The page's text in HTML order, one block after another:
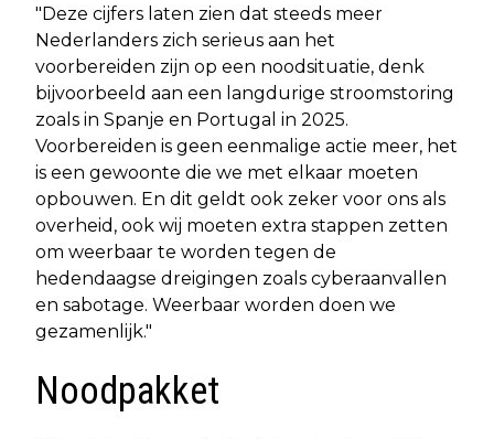
"Deze cijfers laten zien dat steeds meer
Nederlanders zich serieus aan het
voorbereiden zijn op een noodsituatie, denk
bijvoorbeeld aan een langdurige stroomstoring
zoals in Spanje en Portugal in 2025.
Voorbereiden is geen eenmalige actie meer, het
is een gewoonte die we met elkaar moeten
opbouwen. En dit geldt ook zeker voor ons als
overheid, ook wij moeten extra stappen zetten
om weerbaar te worden tegen de
hedendaagse dreigingen zoals cyberaanvallen
en sabotage. Weerbaar worden doen we
gezamenlijk."
Noodpakket